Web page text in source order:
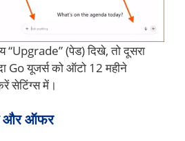
“Upgrade” (पेड) दिखे, तो दूसरा
Go यूजर्स को ऑटो 12 महीने
सेटिंग्स में।
और ऑफर